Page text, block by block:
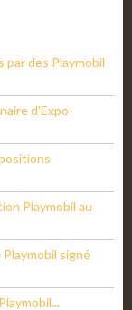
des Playmobil
d'Expo-
Playmobil au
signé